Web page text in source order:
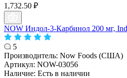
1,732.50 ₽
NOW Индол-3-Карбинол 200 мг,
5
Производитель: Now Foods (США)
Артикул: NOW-03056
Наличие: Есть в наличии